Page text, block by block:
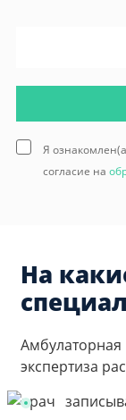
Я
согласие на
На
экспертиза